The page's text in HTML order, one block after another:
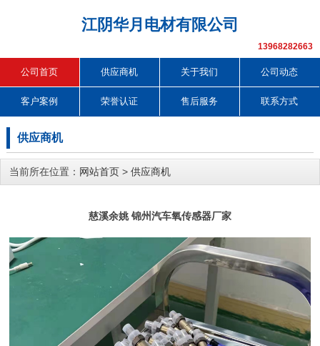
江阴华月电材有限公司
13968282663
公司首页 供应商机 关于我们 公司动态
客户案例 荣誉认证 售后服务 联系方式
供应商机
当前所在位置： 网站首页 > 供应商机
慈溪余姚 锦州汽车氧传感器厂家